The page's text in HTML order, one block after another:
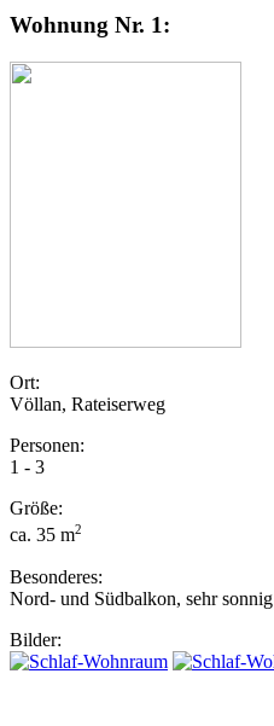
Wohnung Nr. 1:
Ort:
Völlan, Rateiserweg
Personen:
1 - 3
Größe:
ca. 35 m2
Besonderes:
Nord- und Südbalkon, sehr sonnig
Bilder: